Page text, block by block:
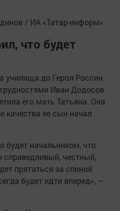
/ ИА «Татар-информ»
что будет
училища до Героя России
Иван Додосов
его мать Татьяна. Она
качества ее сын начал
будет начальником, что
справедливый, честный,
прятаться за спиной
будет идти вперед», –